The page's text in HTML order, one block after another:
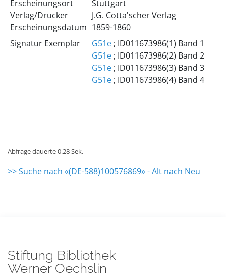
Erscheinungsort
Verlag/Drucker
Erscheinungsdatum
Stuttgart
J.G. Cotta'scher Verlag
1859-1860
Signatur Exemplar
G51e; ID011673986(1) Band 1
G51e; ID011673986(2) Band 2
G51e; ID011673986(3) Band 3
G51e; ID011673986(4) Band 4
Abfrage dauerte 0.28 Sek.
>> Suche nach «(DE-588)100576869» - Alt nach Neu
Stiftung Bibliothek
Werner Oechslin